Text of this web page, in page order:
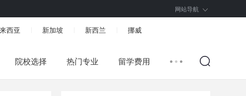
网站导航
西亚 新加坡 新西兰 挪威
院校选择 热门专业 留学费用